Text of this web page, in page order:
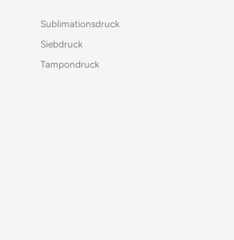
Sublimationsdruck
Siebdruck
Tampondruck